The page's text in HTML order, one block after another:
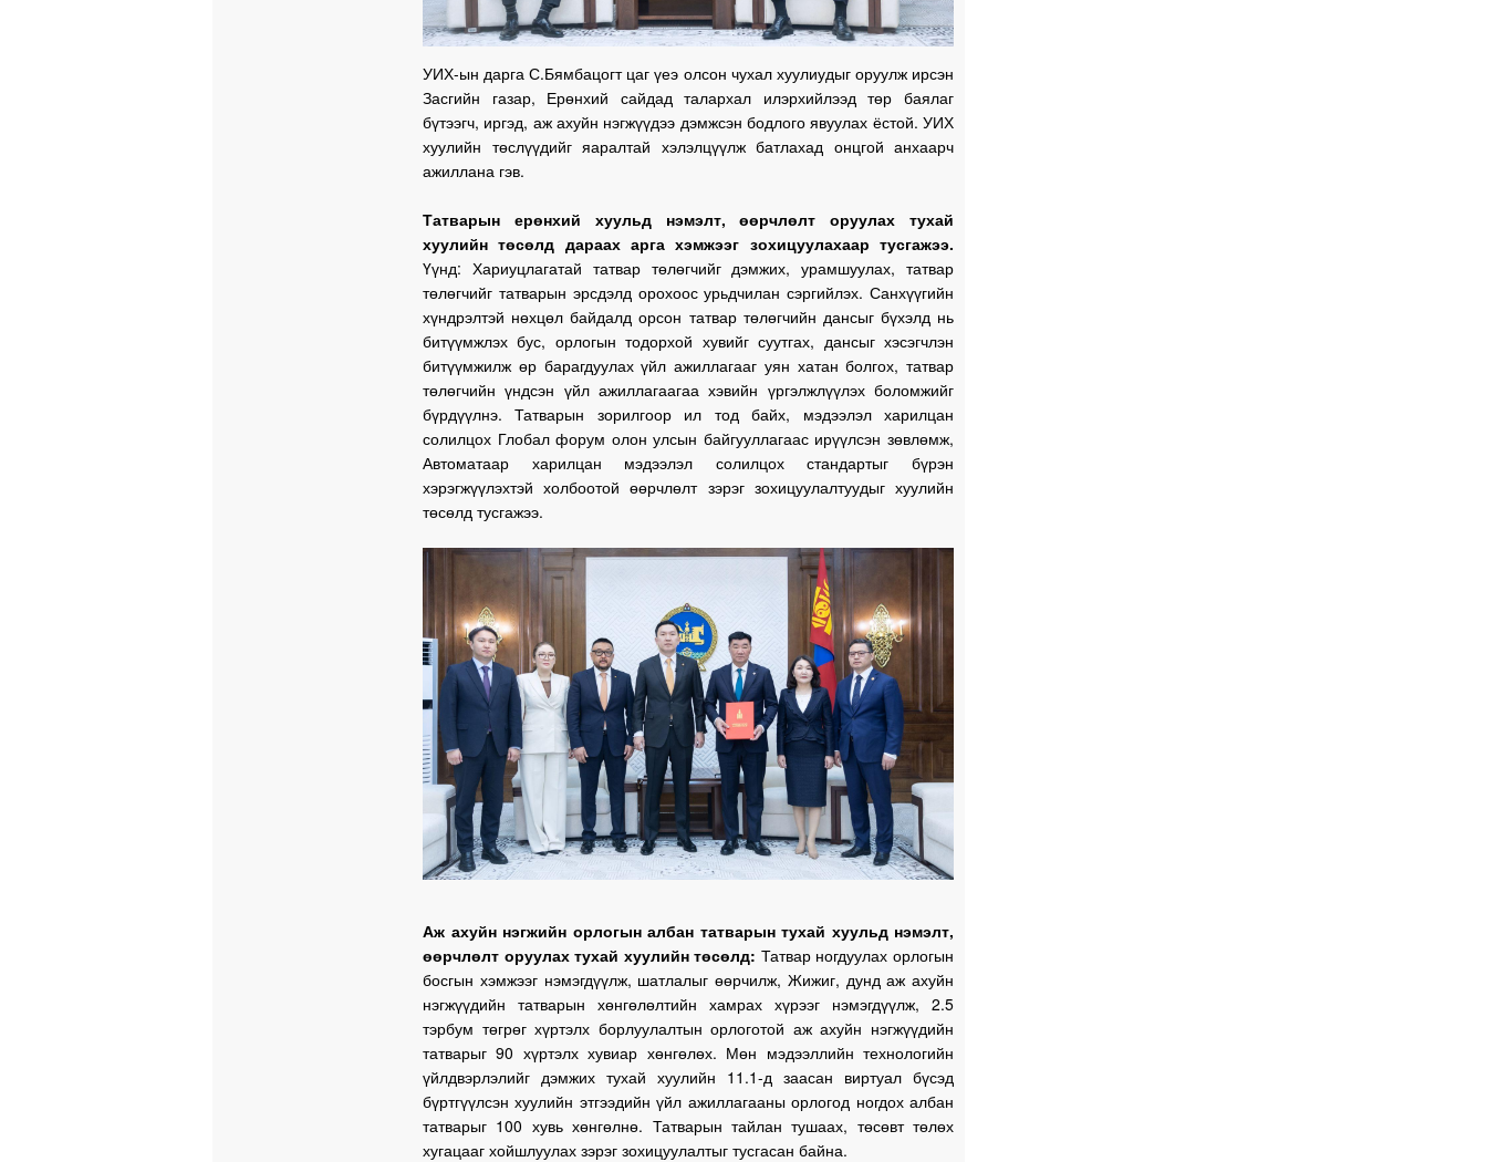
УИХ-ын дарга С.Бямбацогт цаг үеэ олсон чухал хуулиудыг оруулж ирсэн
Засгийн газар, Ерөнхий сайдад талархал илэрхийлээд төр баялаг
бүтээгч, иргэд, аж ахуйн нэгжүүдээ дэмжсэн бодлого явуулах ёстой. УИХ
хуулийн төслүүдийг яаралтай хэлэлцүүлж батлахад онцгой анхаарч
ажиллана гэв.
Татварын ерөнхий хуульд нэмэлт, өөрчлөлт оруулах тухай
хуулийн төсөлд дараах арга хэмжээг зохицуулахаар тусгажээ.
Үүнд: Хариуцлагатай татвар төлөгчийг дэмжих, урамшуулах, татвар
төлөгчийг татварын эрсдэлд орохоос урьдчилан сэргийлэх. Санхүүгийн
хүндрэлтэй нөхцөл байдалд орсон татвар төлөгчийн дансыг бүхэлд нь
битүүмжлэх бус, орлогын тодорхой хувийг суутгах, дансыг хэсэгчлэн
битүүмжилж өр барагдуулах үйл ажиллагааг уян хатан болгох, татвар
төлөгчийн үндсэн үйл ажиллагаагаа хэвийн үргэлжлүүлэх боломжийг
бүрдүүлнэ. Татварын зорилгоор ил тод байх, мэдээлэл харилцан
солилцох Глобал форум олон улсын байгууллагаас ирүүлсэн зөвлөмж,
Автоматаар харилцан мэдээлэл солилцох стандартыг бүрэн
хэрэгжүүлэхтэй холбоотой өөрчлөлт зэрэг зохицуулалтуудыг хуулийн
төсөлд тусгажээ.
Аж ахуйн нэгжийн орлогын албан татварын тухай хуульд нэмэлт,
өөрчлөлт оруулах тухай хуулийн төсөлд: Татвар ногдуулах орлогын
босгын хэмжээг нэмэгдүүлж, шатлалыг өөрчилж, Жижиг, дунд аж ахуйн
нэгжүүдийн татварын хөнгөлөлтийн хамрах хүрээг нэмэгдүүлж, 2.5
тэрбум төгрөг хүртэлх борлуулалтын орлоготой аж ахуйн нэгжүүдийн
татварыг 90 хүртэлх хувиар хөнгөлөх. Мөн мэдээллийн технологийн
үйлдвэрлэлийг дэмжих тухай хуулийн 11.1-д заасан виртуал бүсэд
бүртгүүлсэн хуулийн этгээдийн үйл ажиллагааны орлогод ногдох албан
татварыг 100 хувь хөнгөлнө. Татварын тайлан тушаах, төсөвт төлөх
хугацааг хойшлуулах зэрэг зохицуулалтыг тусгасан байна.